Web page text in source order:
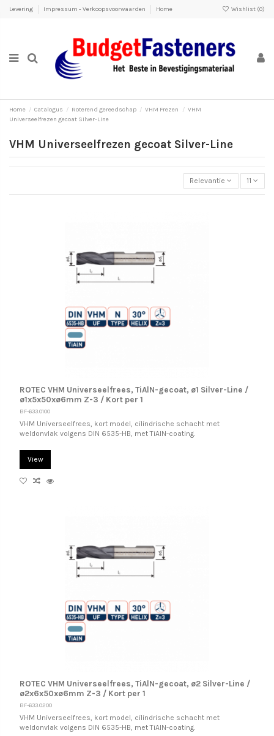
Levering Impressum - Verkoopsvoorwaarden Home Wishlist (0)
Home Catalogus Roterend gereedschap VHM Frezen
VHM
Universeelfrezen gecoat Silver-Line
VHM Universeelfrezen gecoat Silver-Line
Relevantie 11
ROTEC VHM Universeelfrees, TiAlN-gecoat, ø1 Silver-Line /
ø1x5x50xø6mm Z-3 / Kort per 1
BF-633.0100
VHM Universeelfrees, kort model, cilindrische schacht met
weldonvlak volgens DIN 6535-HB, met TiAlN-coating.
View
ROTEC VHM Universeelfrees, TiAlN-gecoat, ø2 Silver-Line /
ø2x6x50xø6mm Z-3 / Kort per 1
BF-633.0200
VHM Universeelfrees, kort model, cilindrische schacht met
weldonvlak volgens DIN 6535-HB, met TiAlN-coating.